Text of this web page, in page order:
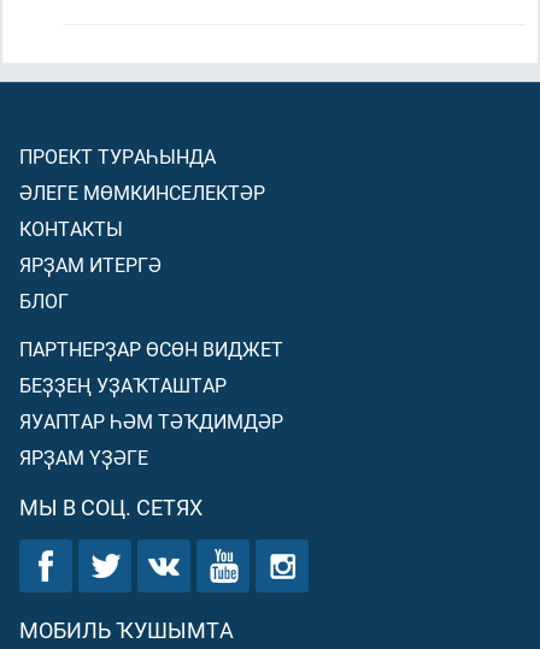
ПРОЕКТ ТУРАҺЫНДА
ӘЛЕГЕ МӨМКИНСЕЛЕКТӘР
КОНТАКТЫ
ЯРҘАМ ИТЕРГӘ
БЛОГ
ПАРТНЕРҘАР ӨСӨН ВИДЖЕТ
БЕҘҘЕҢ УҘАҠТАШТАР
ЯУАПТАР ҺӘМ ТӘҠДИМДӘР
ЯРҘАМ ҮҘӘГЕ
МЫ В СОЦ. СЕТЯХ
МОБИЛЬ ҠУШЫМТА